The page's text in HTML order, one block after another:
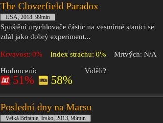
The Cloverfield Paradox
USA, 2018, 99min
Spuštění urychlovače částic na vesmírné stanici se
zdál jako dobrý experiment...
Krvavost: 0% Index strachu: 0% Mrtvých: N/A
Hodnocení:
51% 58%
Viděli?
Poslední dny na Marsu
Velká Británie, Irsko, 2013, 98min